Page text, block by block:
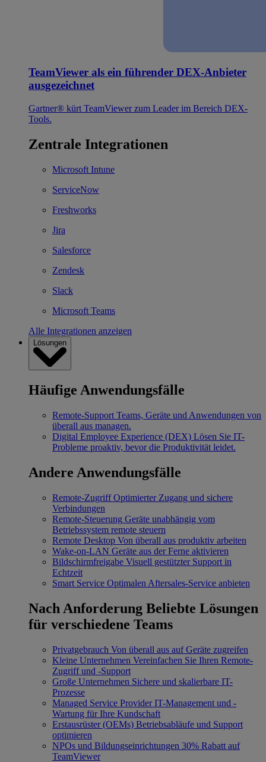
TeamViewer als ein führender DEX-Anbieter
ausgezeichnet
Gartner® kürt TeamViewer zum Leader im Bereich DEX-
Tools.
Zentrale Integrationen
Microsoft Intune
ServiceNow
Freshworks
Jira
Salesforce
Zendesk
Slack
Microsoft Teams
Alle Integrationen anzeigen
Lösungen
Häufige Anwendungsfälle
Remote-Support Teams, Geräte und Anwendungen von
überall aus managen.
Digital Employee Experience (DEX) Lösen Sie IT-
Probleme proaktiv, bevor die Produktivität leidet.
Andere Anwendungsfälle
Remote-Zugriff Optimierter Zugang und sichere
Verbindungen
Remote-Steuerung Geräte unabhängig vom
Betriebssystem remote steuern
Remote Desktop Von überall aus produktiv arbeiten
Wake-on-LAN Geräte aus der Ferne aktivieren
Bildschirmfreigabe Visuell gestützter Support in
Echtzeit
Smart Service Optimalen Aftersales-Service anbieten
Nach Anforderung Beliebte Lösungen
für verschiedene Teams
Privatgebrauch Von überall aus auf Geräte zugreifen
Kleine Unternehmen Vereinfachen Sie Ihren Remote-
Zugriff und -Support
Große Unternehmen Sichere und skalierbare IT-
Prozesse
Managed Service Provider IT-Management und -
Wartung für Ihre Kundschaft
Erstausrüster (OEMs) Betriebsabläufe und Support
optimieren
NPOs und Bildungseinrichtungen 30% Rabatt auf
TeamViewer